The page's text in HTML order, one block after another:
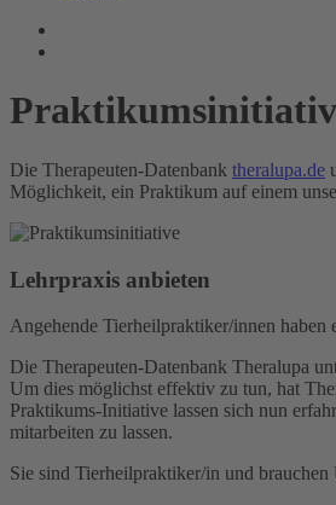
Die Therapeuten-Datenbank theralupa.de
Möglichkeit, ein Praktikum auf einem
Lehrpraxis anbieten
Angehende Tierheilpraktiker/innen haben
Die Therapeuten-Datenbank Theralupa
Um dies möglichst effektiv zu tun, hat
Praktikums-Initiative lassen sich nun
mitarbeiten zu lassen.
Sie sind Tierheilpraktiker/in und